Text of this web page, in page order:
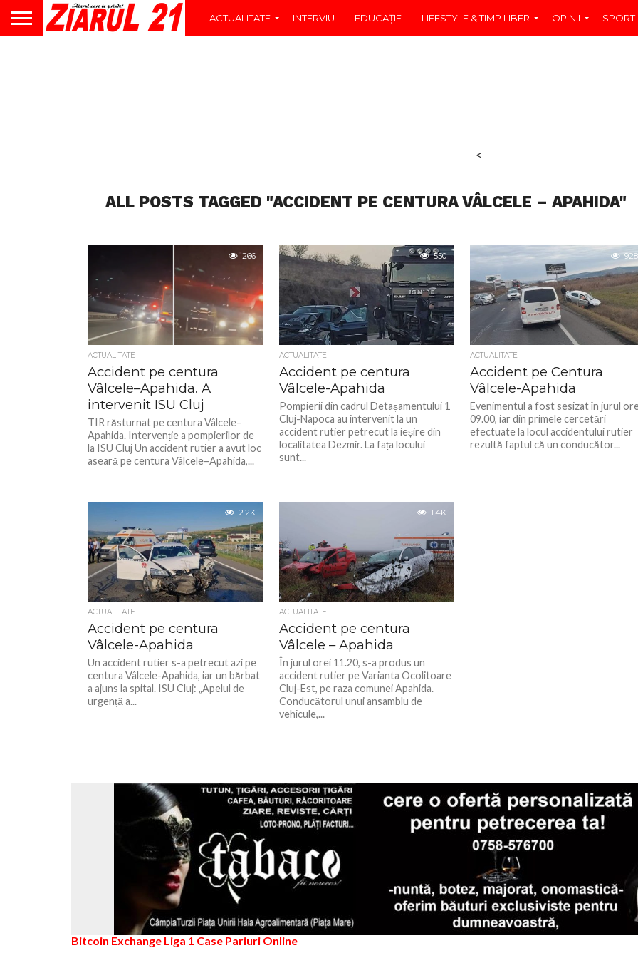
ACTUALITATE INTERVIU EDUCAŢIE LIFESTYLE & TIMP LIBER OPINII SPORT
<
ALL POSTS TAGGED "ACCIDENT PE CENTURA VÂLCELE – APAHIDA"
266
ACTUALITATE
Accident pe centura
Vâlcele–Apahida. A
intervenit ISU Cluj
TIR răsturnat pe centura Vâlcele–
Apahida. Intervenție a pompierilor de
la ISU Cluj Un accident rutier a avut loc
aseară pe centura Vâlcele–Apahida,...
550
ACTUALITATE
Accident pe centura
Vâlcele-Apahida
Pompierii din cadrul Detașamentului 1
Cluj-Napoca au intervenit la un
accident rutier petrecut la ieșire din
localitatea Dezmir. La fața locului
sunt...
928
ACTUALITATE
Accident pe Centura
Vâlcele-Apahida
Evenimentul a fost sesizat în jurul
09.00, iar din primele cercetări
efectuate la locul accidentului rutier
rezultă faptul că un conducător...
2.2K
ACTUALITATE
Accident pe centura
Vâlcele-Apahida
Un accident rutier s-a petrecut azi pe
centura Vâlcele-Apahida, iar un bărbat
a ajuns la spital. ISU Cluj: „Apelul de
urgență a...
1.4K
ACTUALITATE
Accident pe centura
Vâlcele – Apahida
În jurul orei 11.20, s-a produs un
accident rutier pe Varianta Ocolitoare
Cluj-Est, pe raza comunei Apahida.
Conducătorul unui ansamblu de
vehicule,...
Bitcoin Exchange Liga 1 Case Pariuri Online